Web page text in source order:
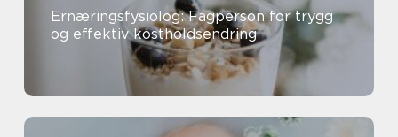
Ernæringsfysiolog: Fagperson for trygg
og effektiv kostholdsendring